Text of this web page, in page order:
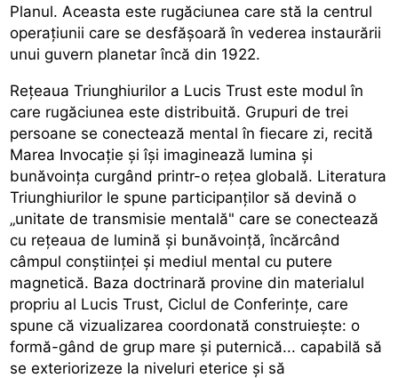
Planul. Aceasta este rugăciunea care stă la centrul
operațiunii care se desfășoară în vederea instaurării
unui guvern planetar încă din 1922.
Rețeaua Triunghiurilor a Lucis Trust este modul în
care rugăciunea este distribuită. Grupuri de trei
persoane se conectează mental în fiecare zi, recită
Marea Invocație și își imaginează lumina și
bunăvoința curgând printr-o rețea globală. Literatura
Triunghiurilor le spune participanților să devină o
„unitate de transmisie mentală" care se conectează
cu rețeaua de lumină și bunăvoință, încărcând
câmpul conștiinței și mediul mental cu putere
magnetică. Baza doctrinară provine din materialul
propriu al Lucis Trust, Ciclul de Conferințe, care
spune că vizualizarea coordonată construiește: o
formă-gând de grup mare și puternică... capabilă să
se exteriorizeze la niveluri eterice și să